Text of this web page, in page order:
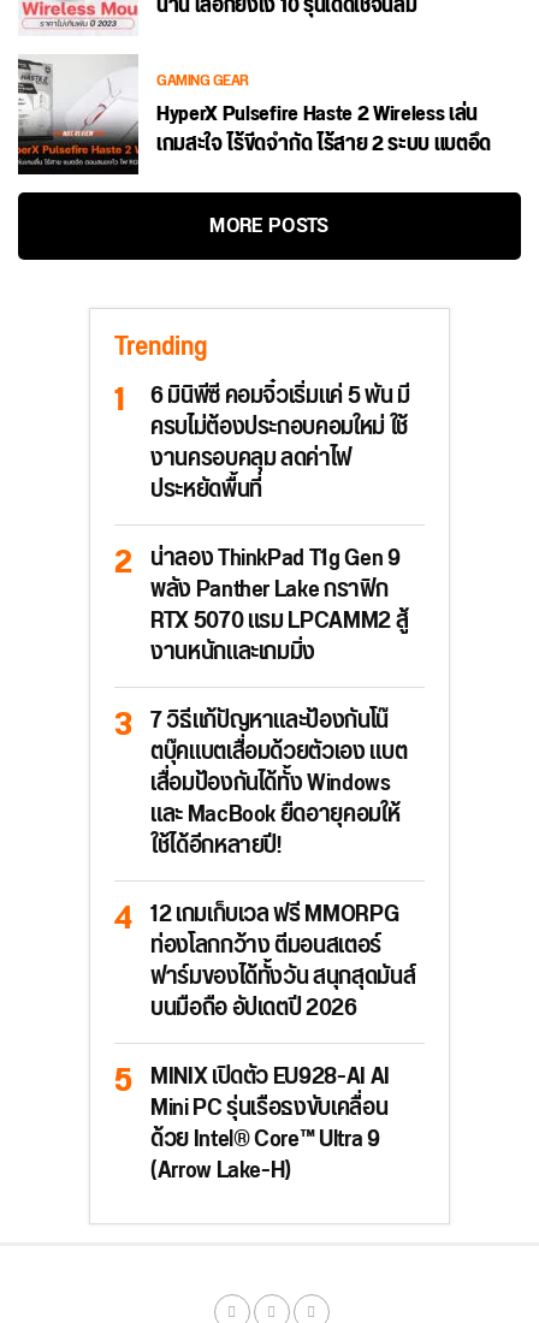
GAMING GEAR
HyperX Pulsefire Haste 2 Wireless เล่น
เกมสะใจ ไร้ขีดจำกัด ไร้สาย 2 ระบบ แบตอึด
MORE POSTS
Trending
6 มินิพีซี คอมจิ๋วเริ่มแค่ 5 พัน มี
ครบไม่ต้องประกอบคอมใหม่ ใช้
งานครอบคลุม ลดค่าไฟ
ประหยัดพื้นที่
น่าลอง ThinkPad T1g Gen 9
พลัง Panther Lake กราฟิก
RTX 5070 แรม LPCAMM2 สู้
งานหนักและเกมมิ่ง
7 วิธีแก้ปัญหาและป้องกันโน๊
ตบุ๊คแบตเสื่อมด้วยตัวเอง แบต
เสื่อมป้องกันได้ทั้ง Windows
และ MacBook ยืดอายุคอมให้
ใช้ได้อีกหลายปี!
12 เกมเก็บเวล ฟรี MMORPG
ท่องโลกกว้าง ตีมอนสเตอร์
ฟาร์มของได้ทั้งวัน สนุกสุดมันส์
บนมือถือ อัปเดตปี 2026
MINIX เปิดตัว EU928-AI AI
Mini PC รุ่นเรือธงขับเคลื่อน
ด้วย Intel® Core™ Ultra 9
(Arrow Lake-H)